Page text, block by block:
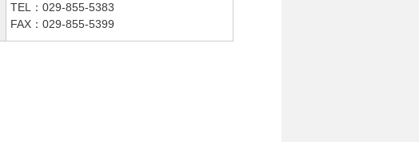
TEL：029-855-5383
FAX：029-855-5399